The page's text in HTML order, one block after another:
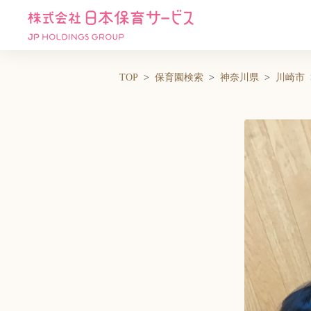
TOP 保育園検索 神奈川県 川崎市